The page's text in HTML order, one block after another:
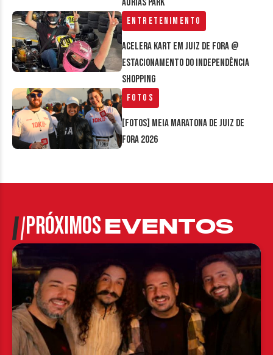
Áurias Park
Entretenimento
Acelera Kart em Juiz de Fora @
estacionamento do Independência
Shopping
Fotos
[FOTOS] Meia Maratona de Juiz de
Fora 2026
PRÓXIMOSEVENTOS